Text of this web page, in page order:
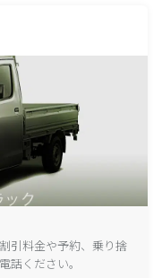
引料金や予約、乗り捨
話ください。